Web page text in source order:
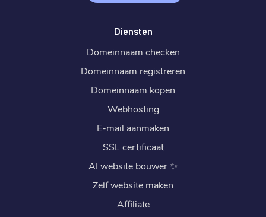
Diensten
Domeinnaam checken
Domeinnaam registreren
Domeinnaam kopen
Webhosting
E-mail aanmaken
SSL certificaat
AI website bouwer✨
Zelf website maken
Affiliate